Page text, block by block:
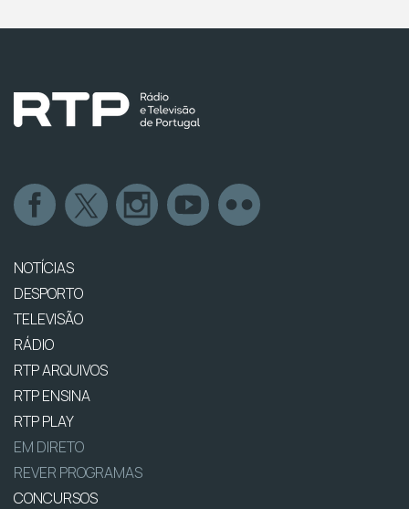
NOTÍCIAS
DESPORTO
TELEVISÃO
RÁDIO
RTP ARQUIVOS
RTP ENSINA
RTP PLAY
EM DIRETO
REVER PROGRAMAS
CONCURSOS